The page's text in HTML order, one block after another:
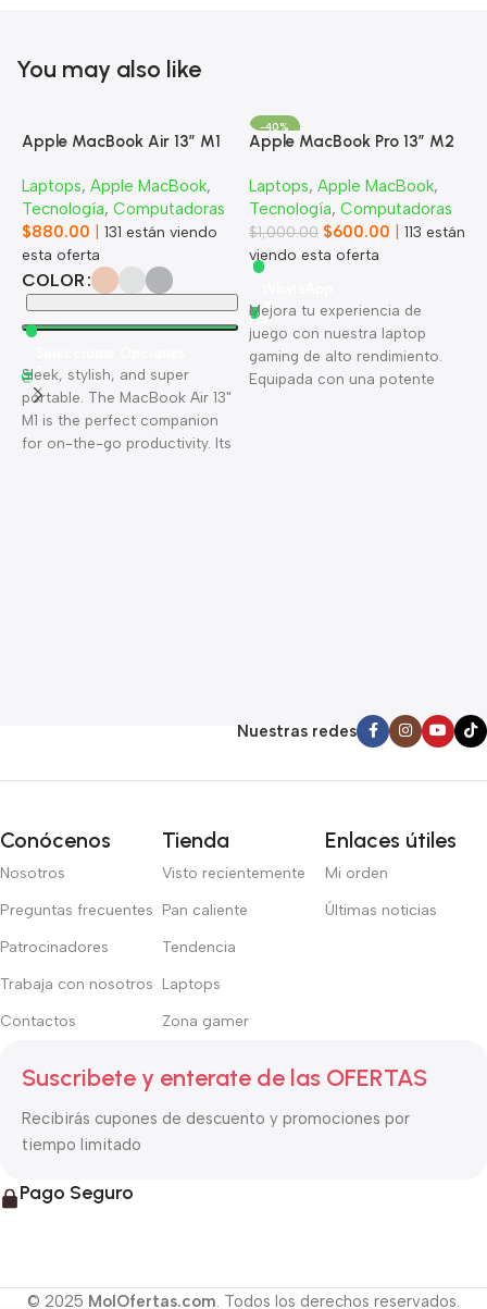
You may also like
Apple MacBook Air 13” M1
Laptops, Apple MacBook,
Tecnología, Computadoras
$880.00 131 están viendo
esta oferta
COLOR
Sleek, stylish, and super
portable. The MacBook Air 13"
M1 is the perfect companion
for on-the-go productivity. Its
-40%
Apple MacBook Pro 13” M2
Laptops, Apple MacBook,
Tecnología, Computadoras
$1,000.00 $600.00 113 están
viendo esta oferta
Mejora tu experiencia de
juego con nuestra laptop
gaming de alto rendimiento.
Equipada con una potente
Nuestras redes
Conócenos
Nosotros
Preguntas frecuentes
Patrocinadores
Trabaja con nosotros
Contactos
Tienda
Visto recientemente
Pan caliente
Tendencia
Laptops
Zona gamer
Enlaces útiles
Mi orden
Últimas noticias
Suscribete y enterate de las OFERTAS
Recibirás cupones de descuento y promociones por
tiempo limitado
Pago Seguro
© 2025 MolOfertas.com . Todos los derechos reservados.